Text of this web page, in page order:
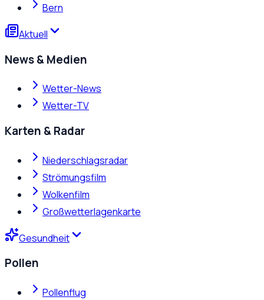
Bern
Aktuell
News & Medien
Wetter-News
Wetter-TV
Karten & Radar
Niederschlagsradar
Strömungsfilm
Wolkenfilm
Großwetterlagenkarte
Gesundheit
Pollen
Pollenflug